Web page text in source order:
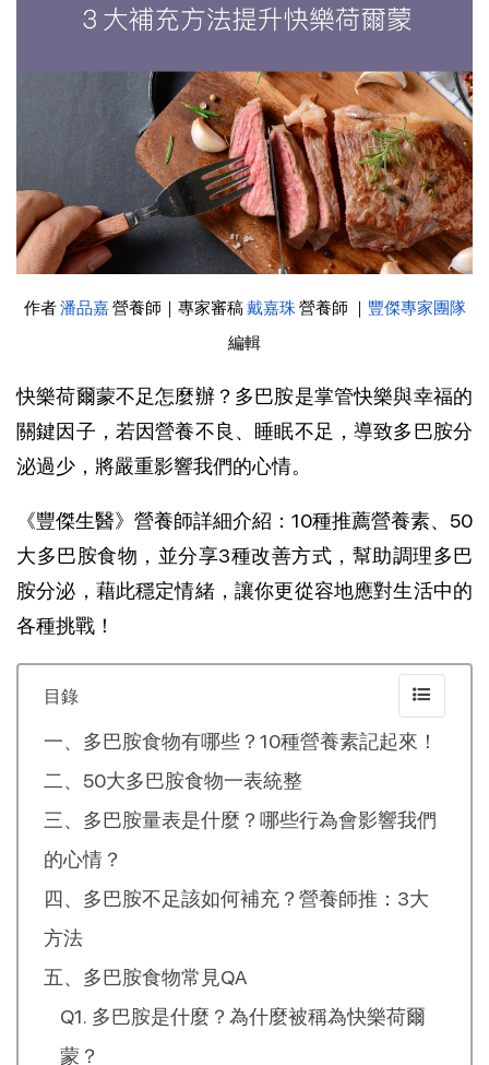
作者潘品嘉營養師｜專家審稿戴嘉珠營養師 ｜ 豐傑專家團隊
編輯
快樂荷爾蒙不足怎麼辦？多巴胺是掌管快樂與幸福的
關鍵因子，若因營養不良、睡眠不足，導致多巴胺分
泌過少，將嚴重影響我們的心情。
《豐傑生醫》營養師詳細介紹：10種推薦營養素、50
大多巴胺食物，並分享3種改善方式，幫助調理多巴
胺分泌，藉此穩定情緒，讓你更從容地應對生活中的
各種挑戰！
目錄
一、多巴胺食物有哪些？10種營養素記起來！
二、50大多巴胺食物一表統整
三、多巴胺量表是什麼？哪些行為會影響我們
的心情？
四、多巴胺不足該如何補充？營養師推：3大
方法
五、多巴胺食物常見QA
Q1. 多巴胺是什麼？為什麼被稱為快樂荷爾
蒙？